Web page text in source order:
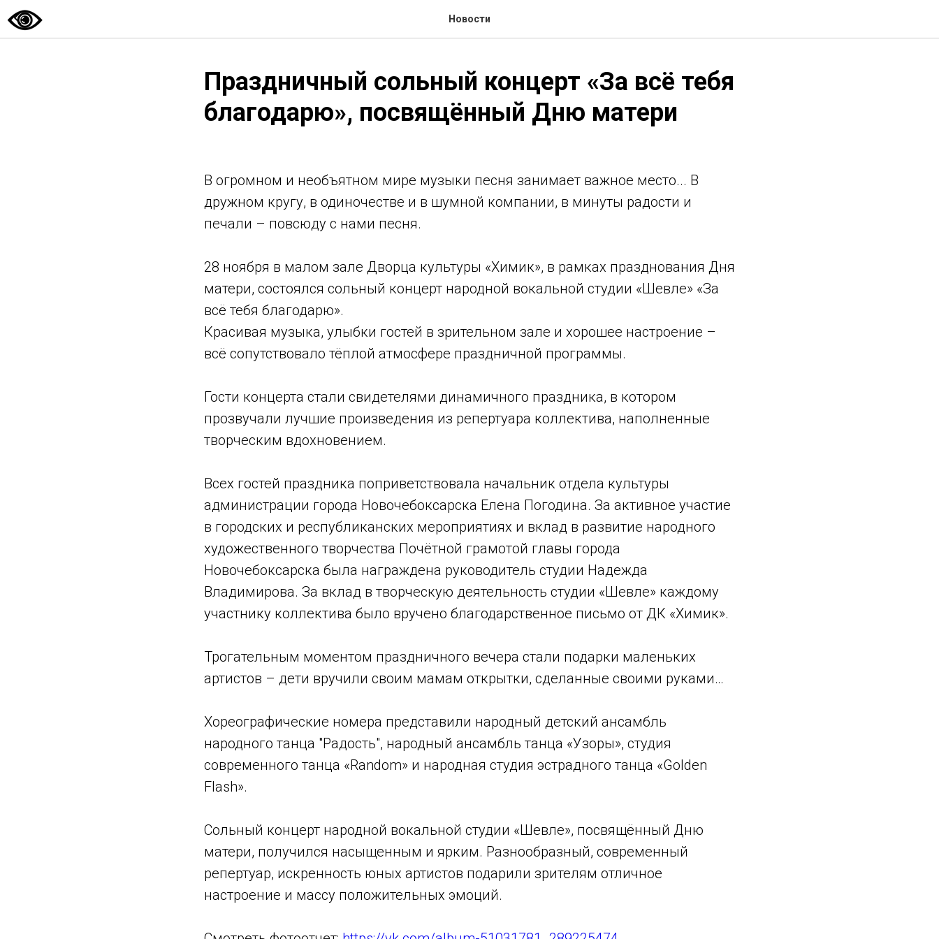
Новости
Праздничный сольный концерт «За всё тебя
благодарю», посвящённый Дню матери
В огромном и необъятном мире музыки песня занимает важное место... В
дружном кругу, в одиночестве и в шумной компании, в минуты радости и
печали – повсюду с нами песня.
28 ноября в малом зале Дворца культуры «Химик», в рамках празднования Дня
матери, состоялся сольный концерт народной вокальной студии «Шевле» «За
всё тебя благодарю».
Красивая музыка, улыбки гостей в зрительном зале и хорошее настроение –
всё сопутствовало тёплой атмосфере праздничной программы.
Гости концерта стали свидетелями динамичного праздника, в котором
прозвучали лучшие произведения из репертуара коллектива, наполненные
творческим вдохновением.
Всех гостей праздника поприветствовала начальник отдела культуры
администрации города Новочебоксарска Елена Погодина. За активное участие
в городских и республиканских мероприятиях и вклад в развитие народного
художественного творчества Почётной грамотой главы города
Новочебоксарска была награждена руководитель студии Надежда
Владимирова. За вклад в творческую деятельность студии «Шевле» каждому
участнику коллектива было вручено благодарственное письмо от ДК «Химик».
Трогательным моментом праздничного вечера стали подарки маленьких
артистов – дети вручили своим мамам открытки, сделанные своими руками…
Хореографические номера представили народный детский ансамбль
народного танца "Радость", народный ансамбль танца «Узоры», студия
современного танца «Random» и народная студия эстрадного танца «Golden
Flash».
Сольный концерт народной вокальной студии «Шевле», посвящённый Дню
матери, получился насыщенным и ярким. Разнообразный, современный
репертуар, искренность юных артистов подарили зрителям отличное
настроение и массу положительных эмоций.